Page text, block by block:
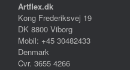
Artflex.dk
Kong Frederiksvej 19
DK 8800 Viborg
Mobil: +45 30482433
Denmark
Cvr. 3655 4266